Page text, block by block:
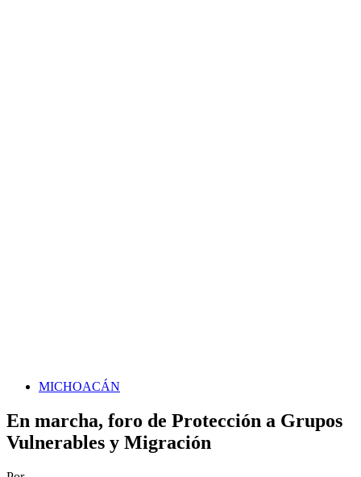
MICHOACÁN
En marcha, foro de Protección a Grupos
Vulnerables y Migración